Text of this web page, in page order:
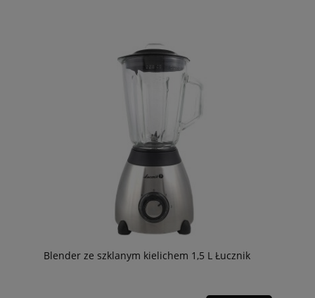
Blender ze szklanym kielichem 1,5 L Łucznik